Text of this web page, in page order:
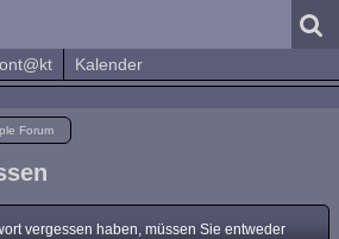
Kalender
Forum
vergessen haben, müssen Sie entweder